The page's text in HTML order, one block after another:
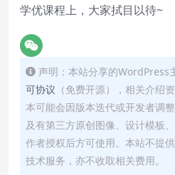
学优课程上，大家拭目以待~
声明：本站分享的WordPress
可协议 （免费开源），相关介绍
本可能会因版本迭代或开发者调
及有第三方原创图像、设计模板
作者授权后方可使用。本站不提
技术服务，亦不收取相关费用。